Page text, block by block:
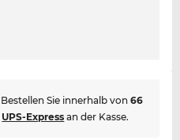
Bestellen Sie innerhalb von66
UPS-Express an der Kasse.